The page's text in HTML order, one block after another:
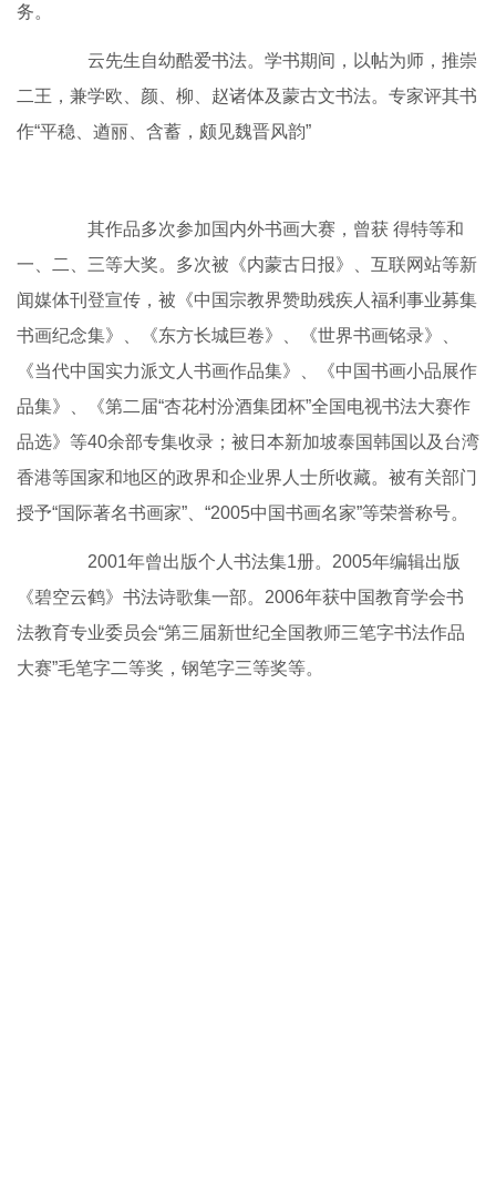
务。
云先生自幼酷爱书法。学书期间，以帖为师，推崇
二王，兼学欧、颜、柳、赵诸体及蒙古文书法。专家评其书
作“平稳、遒丽、含蓄，颇见魏晋风韵”
其作品多次参加国内外书画大赛，曾获 得特等和
一、二、三等大奖。多次被《内蒙古日报》、互联网站等新
闻媒体刊登宣传，被《中国宗教界赞助残疾人福利事业募集
书画纪念集》、《东方长城巨卷》、《世界书画铭录》、
《当代中国实力派文人书画作品集》、《中国书画小品展作
品集》、《第二届“杏花村汾酒集团杯”全国电视书法大赛作
品选》等40余部专集收录；被日本新加坡泰国韩国以及台湾
香港等国家和地区的政界和企业界人士所收藏。被有关部门
授予“国际著名书画家”、“2005中国书画名家”等荣誉称号。
2001年曾出版个人书法集1册。2005年编辑出版
《碧空云鹤》书法诗歌集一部。2006年获中国教育学会书
法教育专业委员会“第三届新世纪全国教师三笔字书法作品
大赛”毛笔字二等奖，钢笔字三等奖等。